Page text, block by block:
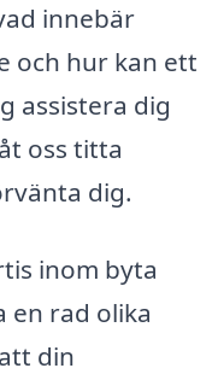
innebär
och hur kan ett
assistera dig
oss titta
dig.
inom byta
en rad olika
din